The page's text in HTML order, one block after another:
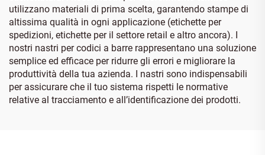
utilizzano materiali di prima scelta, garantendo stampe di
altissima qualità in ogni applicazione (etichette per
spedizioni, etichette per il settore retail e altro ancora). I
nostri nastri per codici a barre rappresentano una soluzione
semplice ed efficace per ridurre gli errori e migliorare la
produttività della tua azienda. I nastri sono indispensabili
per assicurare che il tuo sistema rispetti le normative
relative al tracciamento e all’identificazione dei prodotti.